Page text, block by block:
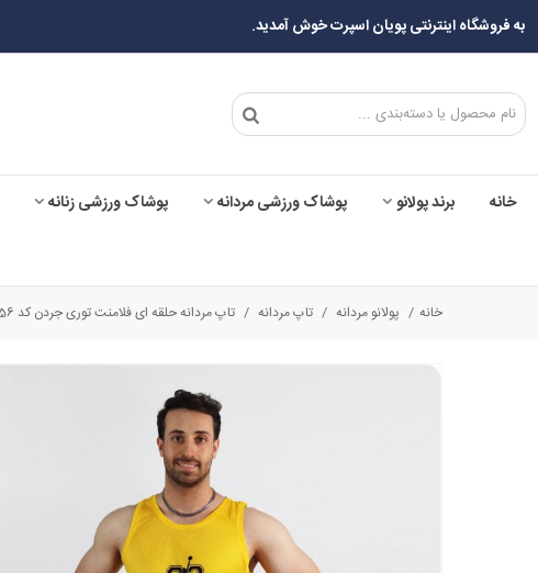
به فروشگاه اینترنتی پویان اسپرت خوش آمدید.
خانه برند پولانو پوشاک ورزشی مردانه پوشاک ورزشی زنانه
خانه / پولانو مردانه / تاپ مردانه / تاپ مردانه حلقه ای فلامنت توری جردن کد 11056 تکی